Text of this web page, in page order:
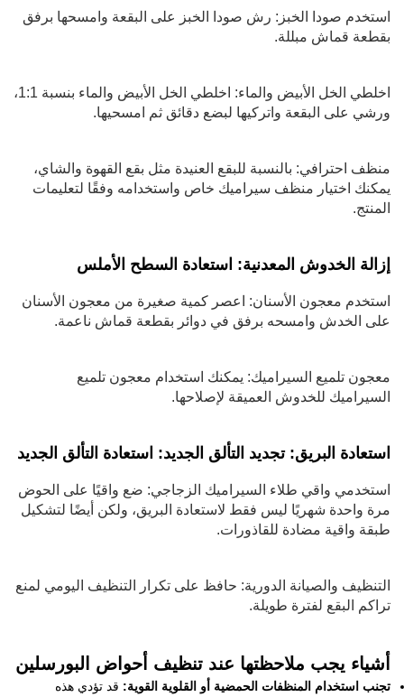
استخدم صودا الخبز: رش صودا الخبز على البقعة وامسحها برفق
بقطعة قماش مبللة.
اخلطي الخل الأبيض والماء: اخلطي الخل الأبيض والماء بنسبة 1:1،
ورشي على البقعة واتركيها لبضع دقائق ثم امسحيها.
منظف احترافي: بالنسبة للبقع العنيدة مثل بقع القهوة والشاي،
يمكنك اختيار منظف سيراميك خاص واستخدامه وفقًا لتعليمات
المنتج.
إزالة الخدوش المعدنية: استعادة السطح الأملس
استخدم معجون الأسنان: اعصر كمية صغيرة من معجون الأسنان
على الخدش وامسحه برفق في دوائر بقطعة قماش ناعمة.
معجون تلميع السيراميك: يمكنك استخدام معجون تلميع
السيراميك للخدوش العميقة لإصلاحها.
استعادة البريق: تجديد التألق الجديد: استعادة التألق الجديد
استخدمي واقي طلاء السيراميك الزجاجي: ضع واقيًا على الحوض
مرة واحدة شهريًا ليس فقط لاستعادة البريق، ولكن أيضًا لتشكيل
طبقة واقية مضادة للقاذورات.
التنظيف والصيانة الدورية: حافظ على تكرار التنظيف اليومي لمنع
تراكم البقع لفترة طويلة.
أشياء يجب ملاحظتها عند تنظيف أحواض البورسلين
تجنب استخدام المنظفات الحمضية أو القلوية القوية: قد تؤدي هذه